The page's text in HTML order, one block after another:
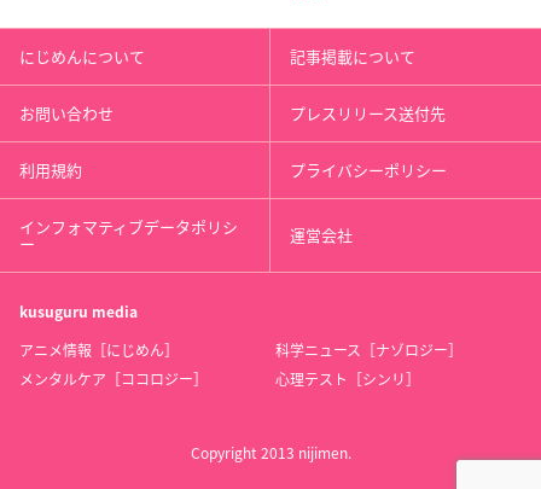
にじめんについて 記事掲載について
お問い合わせ プレスリリース送付先
利用規約 プライバシーポリシー
インフォマティブデータポリシ
ー 運営会社
kusuguru media
アニメ情報［にじめん］
科学ニュース［ナゾロジー］
メンタルケア［ココロジー］
心理テスト［シンリ］
Copyright 2013 nijimen.